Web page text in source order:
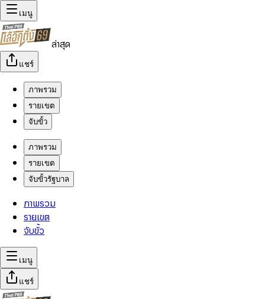
เมนู
ล่าสุด
แชร์
ภาพรวม
รายเขต
จับขั้ว
ภาพรวม
รายเขต
จับขั้วรัฐบาล
ภาพรวม
รายเขต
จับขั้ว
เมนู
แชร์